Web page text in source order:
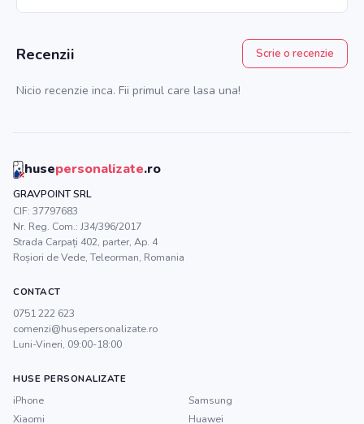
Recenzii Scrie o recenzie
Nicio recenzie inca. Fii primul care lasa una!
husepersonalizate.ro
GRAVPOINT SRL
CIF: 37797683
Nr. Reg. Com.: J34/396/2017
Strada Carpați 402, parter, Ap. 4
Roșiori de Vede,Teleorman, Romania
CONTACT
0751 222 623
comenzi@husepersonalizate.ro
Luni-Vineri, 09:00-18:00
HUSE PERSONALIZATE
iPhone
Samsung
Xiaomi
Huawei